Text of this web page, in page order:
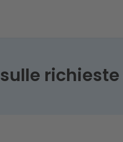
sulle